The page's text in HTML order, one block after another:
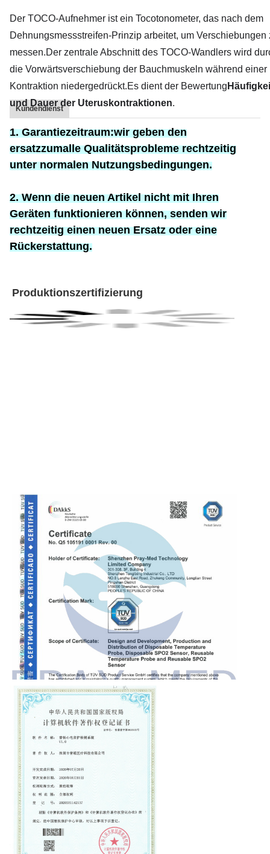
Der TOCO-Aufnehmer ist ein Tocotonometer, das nach dem
Dehnungsmessstreifen-Prinzip arbeitet, um Verschiebungen
messen.Der zentrale Abschnitt des TOCO-Wandlers wird
die Vorwärtsverschiebung der Bauchmuskeln während einer
Kontraktion niedergedrückt.Es dient der Bewertung
und Dauer der Uteruskontraktionen.
Kundendienst
1. Garantiezeitraum:wir geben den
ersatzzumalle Qualitätsprobleme rechtzeitig
unter normalen Nutzungsbedingungen.
2. Wenn die neuen Artikel nicht mit Ihren
Geräten funktionieren können, senden wir
rechtzeitig einen neuen Ersatz oder eine
Rückerstattung.
Produktionszertifizierung